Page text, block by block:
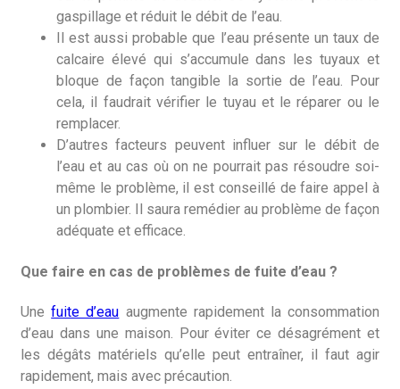
gaspillage et réduit le débit de l’eau.
Il est aussi probable que l’eau présente un taux de
calcaire élevé qui s’accumule dans les tuyaux et
bloque de façon tangible la sortie de l’eau. Pour
cela, il faudrait vérifier le tuyau et le réparer ou le
remplacer.
D’autres facteurs peuvent influer sur le débit de
l’eau et au cas où on ne pourrait pas résoudre soi-
même le problème, il est conseillé de faire appel à
un plombier. Il saura remédier au problème de façon
adéquate et efficace.
Que faire en cas de problèmes de fuite d’eau ?
Unefuite d’eau augmente rapidement la consommation
d’eau dans une maison. Pour éviter ce désagrément et
les dégâts matériels qu’elle peut entraîner, il faut agir
rapidement, mais avec précaution.